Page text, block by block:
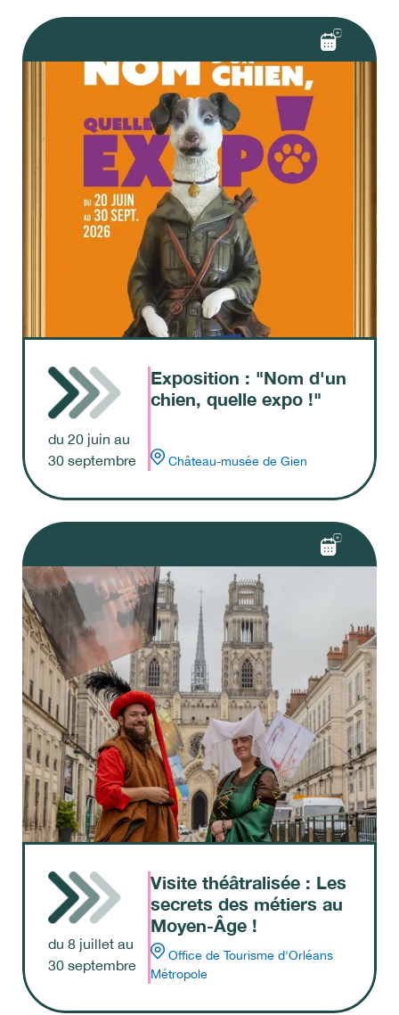
du 20 juin au
30 septembre
Exposition : "Nom d'un
chien, quelle expo !"
Château-musée de Gien
du 8 juillet au
30 septembre
Visite théâtralisée : Les
secrets des métiers au
Moyen-Âge !
Office de Tourisme d'Orléans
Métropole